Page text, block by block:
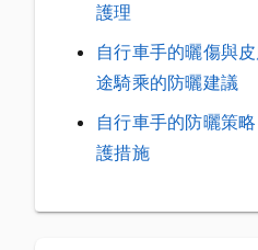
護理
自行車手的曬傷與
途騎乘的防曬建議
自行車手的防曬策
護措施